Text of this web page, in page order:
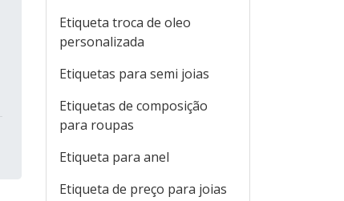
Etiqueta troca de oleo
personalizada
Etiquetas para semi joias
Etiquetas de composição
para roupas
Etiqueta para anel
Etiqueta de preço para joias